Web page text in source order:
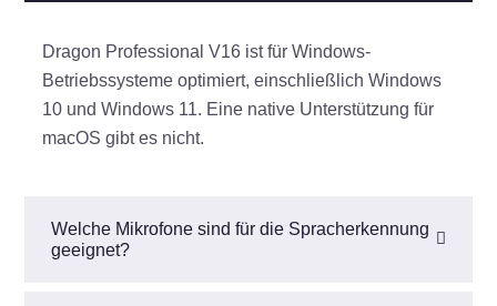
Dragon Professional V16 ist für Windows-
Betriebssysteme optimiert, einschließlich Windows
10 und Windows 11. Eine native Unterstützung für
macOS gibt es nicht.
Welche Mikrofone sind für die Spracherkennung
geeignet?